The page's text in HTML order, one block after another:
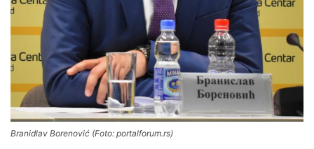
Branidlav Borenović (Foto: portalforum.rs)